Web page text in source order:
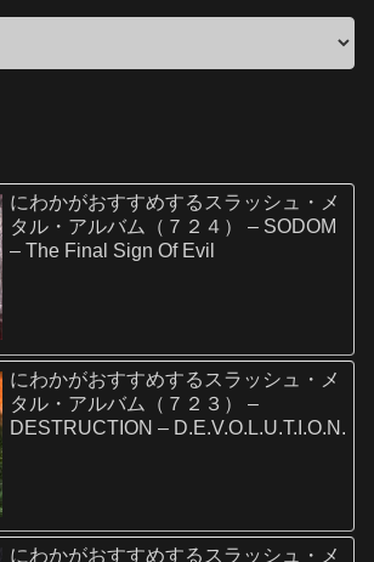
にわかがおすすめするスラッシュ・メ
タル・アルバム（７２４） – SODOM
– The Final Sign Of Evil
にわかがおすすめするスラッシュ・メ
タル・アルバム（７２３） –
DESTRUCTION – D.E.V.O.L.U.T.I.O.N.
にわかがおすすめするスラッシュ・メ